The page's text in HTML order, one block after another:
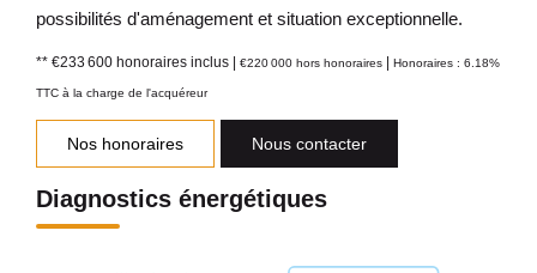
possibilités d'aménagement et situation exceptionnelle.
** €233 600 honoraires inclus | €220 000 hors honoraires | Honoraires : 6.18%
TTC à la charge de l'acquéreur
Nos honoraires Nous contacter
Diagnostics énergétiques